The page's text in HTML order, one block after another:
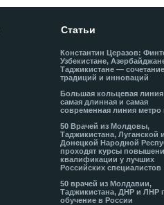
Статьи
Константин Церазов:
Узбекистане,
Таджикистане —
традиций и инноваций
Большая кольцевая
самая длинная и самая
современная линия метро
50 Врачей из Молдовы,
Таджикистана, Луганской
Донецкой Народной
проходят курсы
квалификации у лучших
Российских специалистов
50 врачей из Молдавии,
Таджикистана, ДНР и ЛНР
обучение в России